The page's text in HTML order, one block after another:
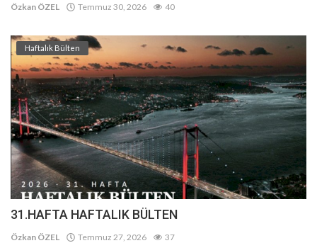
Özkan ÖZEL Temmuz 30, 2026 40
Haftalık Bülten
31.HAFTA HAFTALIK BÜLTEN
Özkan ÖZEL Temmuz 27, 2026 37